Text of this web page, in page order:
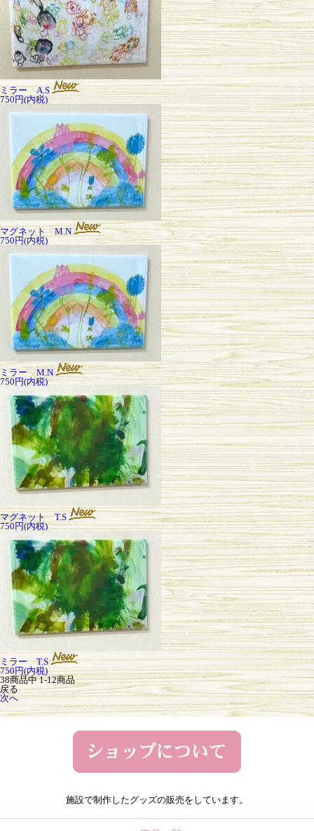
ミラー A.S
750円(内税)
マグネット M.N
750円(内税)
ミラー M.N
750円(内税)
マグネット T.S
750円(内税)
ミラー T.S
750円(内税)
38商品中1-12商品
戻る
次へ
施設で制作したグッズの販売をしています。